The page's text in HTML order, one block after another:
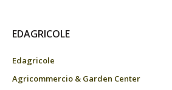
EDAGRICOLE
Edagricole
Agricommercio & Garden Center